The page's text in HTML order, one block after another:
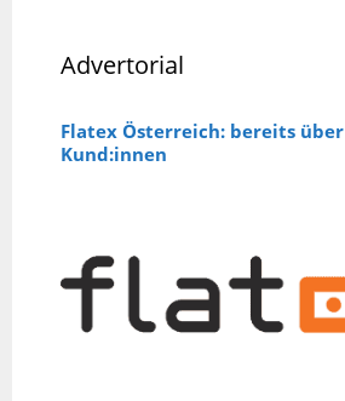
Advertorial
Flatex Österreich: bereits über
Kund:innen